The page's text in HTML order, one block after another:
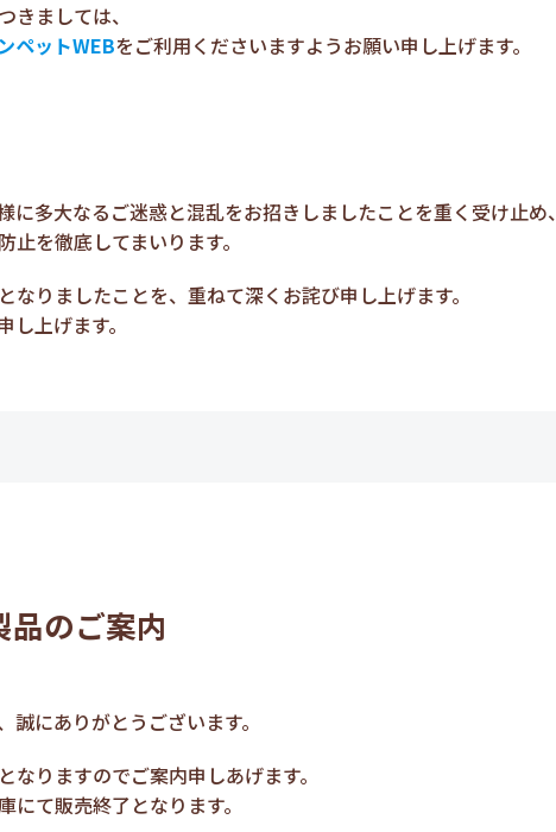
きましては、
ペットWEBをご利用くださいますようお願い申し上げます。
多大なるご迷惑と混乱をお招きしましたことを重く受け止め、
を徹底してまいります。
りましたことを、重ねて深くお詫び申し上げます。
上げます。
品のご案内
にありがとうございます。
りますのでご案内申しあげます。
て販売終了となります。